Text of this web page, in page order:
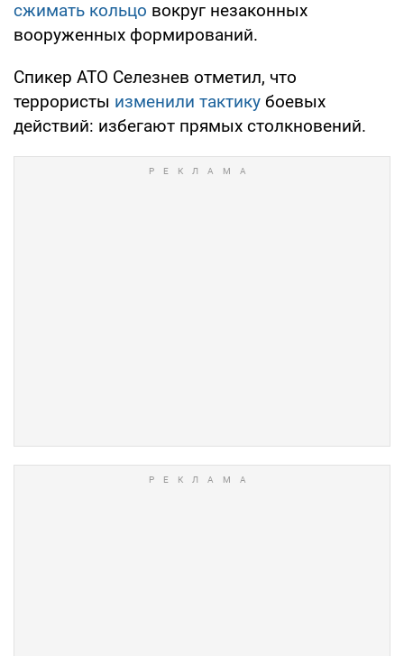
сжимать кольцо вокруг незаконных
вооруженных формирований.
Спикер АТО Селезнев отметил, что
террористы изменили тактику боевых
действий: избегают прямых столкновений.